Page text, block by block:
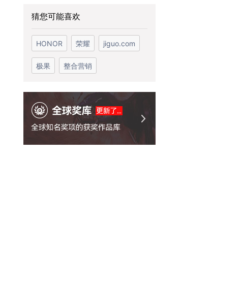
猜您可能喜欢
HONOR 荣耀 jiguo.com
极果 整合营销